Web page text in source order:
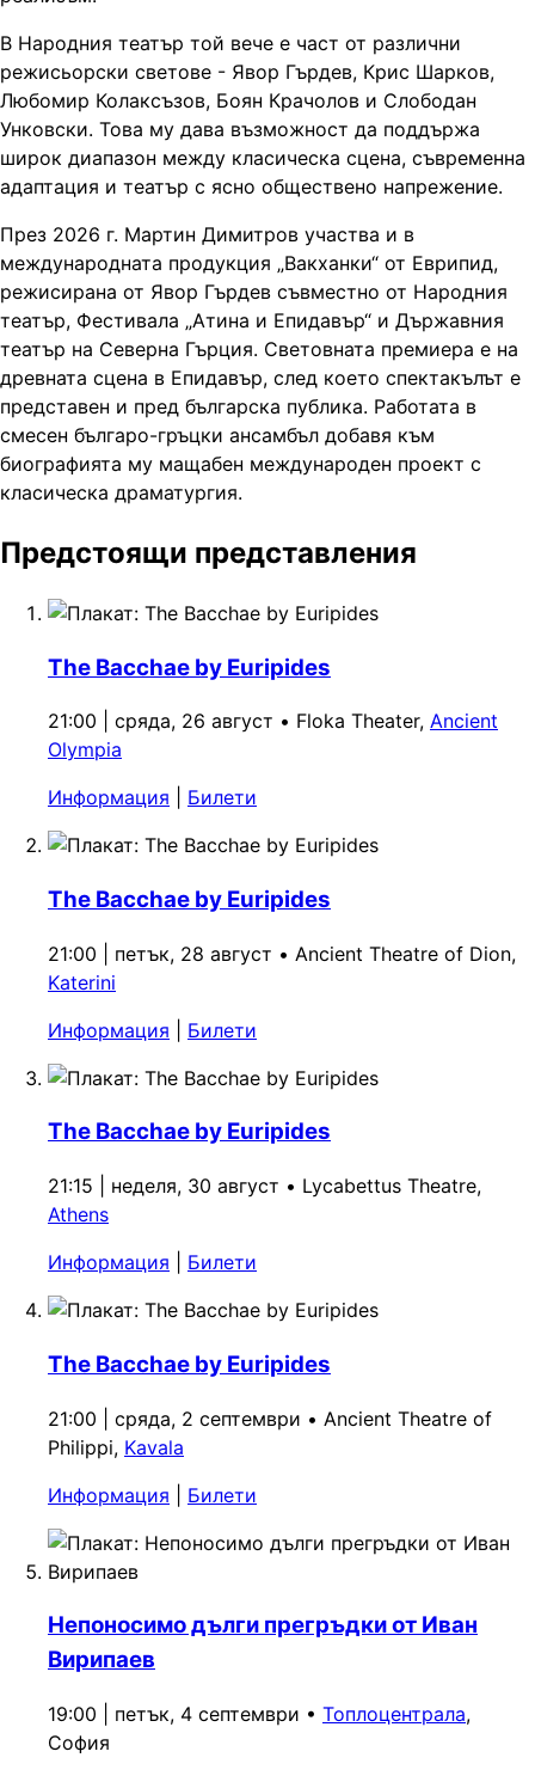
В Народния театър той вече е част от различни
режисьорски светове - Явор Гърдев, Крис Шарков,
Любомир Колаксъзов, Боян Крачолов и Слободан
Унковски. Това му дава възможност да поддържа
широк диапазон между класическа сцена, съвременна
адаптация и театър с ясно обществено напрежение.
През 2026 г. Мартин Димитров участва и в
международната продукция „Вакханки“ от Еврипид,
режисирана от Явор Гърдев съвместно от Народния
театър, Фестивала „Атина и Епидавър“ и Държавния
театър на Северна Гърция. Световната премиера е на
древната сцена в Епидавър, след което спектакълът е
представен и пред българска публика. Работата в
смесен българо-гръцки ансамбъл добавя към
биографията му мащабен международен проект с
класическа драматургия.
Предстоящи представления
The Bacchae by Euripides
21:00 | сряда, 26 август • Floka Theater, Ancient
Olympia
Информация
Билети
The Bacchae by Euripides
21:00 | петък, 28 август • Ancient Theatre of Dion,
Katerini
Информация
Билети
The Bacchae by Euripides
21:15 | неделя, 30 август • Lycabettus Theatre,
Athens
Информация
Билети
The Bacchae by Euripides
21:00 | сряда, 2 септември • Ancient Theatre of
Philippi, Kavala
Информация
Билети
Непоносимо дълги прегръдки от Иван
Вирипаев
19:00 | петък, 4 септември • Топлоцентрала,
София